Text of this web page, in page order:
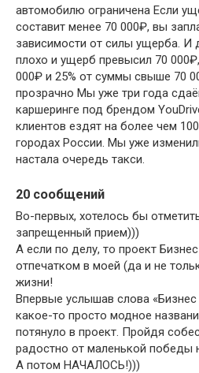
автомобилю ограничена Если
составит менее 70 000₽, вы
зависимости от силы ущерба. И
плохо и ущерб превысил 70
000₽ и 25% от суммы свыше 70
прозрачно Мы уже три года
каршеринге под брендом
клиентов ездят на более чем
городах России. Мы уже
настала очередь такси.
20 сообщений
Во-первых, хотелось бы
запрещенный прием)))
А если по делу, то проект
отпечатком в моей (да и не
жизни!
Впервые услышав слова
какое-то просто модное
потянуло в проект. Пройдя
радостно от маленькой победы
А потом НАЧАЛОСЬ!)))